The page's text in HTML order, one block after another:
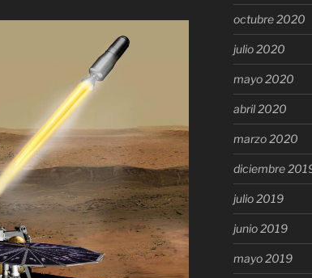
octubre 2020
julio 2020
mayo 2020
abril 2020
marzo 2020
diciembre
julio 2019
junio 2019
mayo 2019